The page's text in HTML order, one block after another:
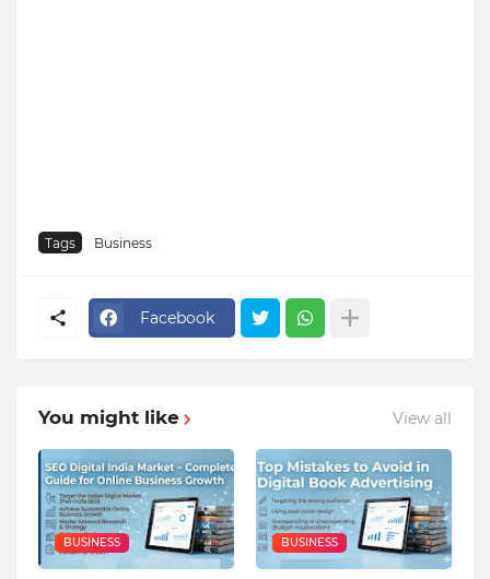
Tags Business
Facebook
You might like View all
BUSINESS BUSINESS